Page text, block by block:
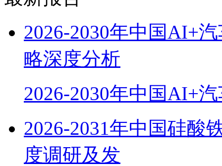
2026-2030年中国AI+
略深度分析
2026-2030年中国AI+
2026-2031年中国硅酸
度调研及发